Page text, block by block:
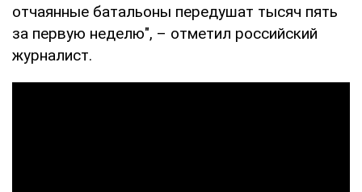
отчаянные батальоны передушат тысяч пять
за первую неделю", – отметил российский
журналист.